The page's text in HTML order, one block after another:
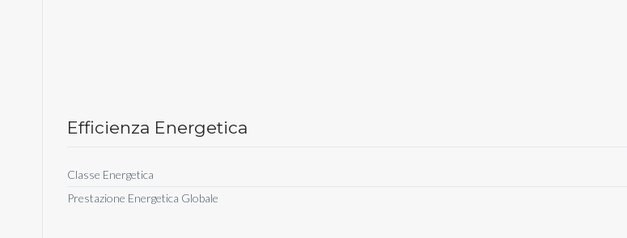
Efficienza Energetica
Classe Energetica
Prestazione Energetica Globale